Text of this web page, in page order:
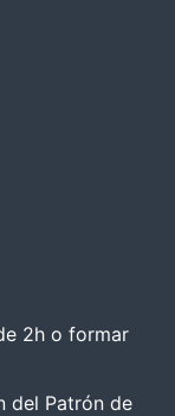
2h o formar
del Patrón de